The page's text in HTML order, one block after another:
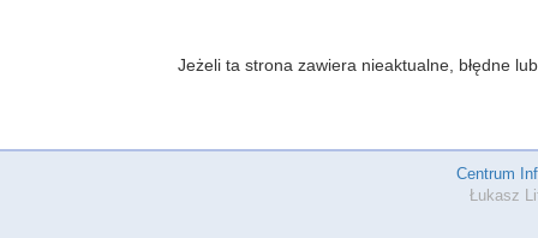
Jeżeli ta strona zawiera nieaktualne, błędne
Centrum
Łukasz